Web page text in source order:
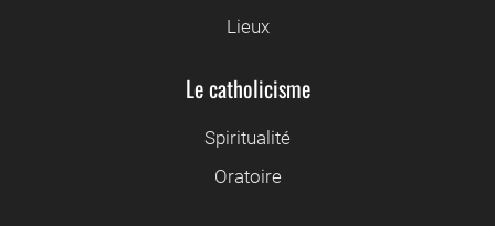
Lieux
Le catholicisme
Spiritualité
Oratoire